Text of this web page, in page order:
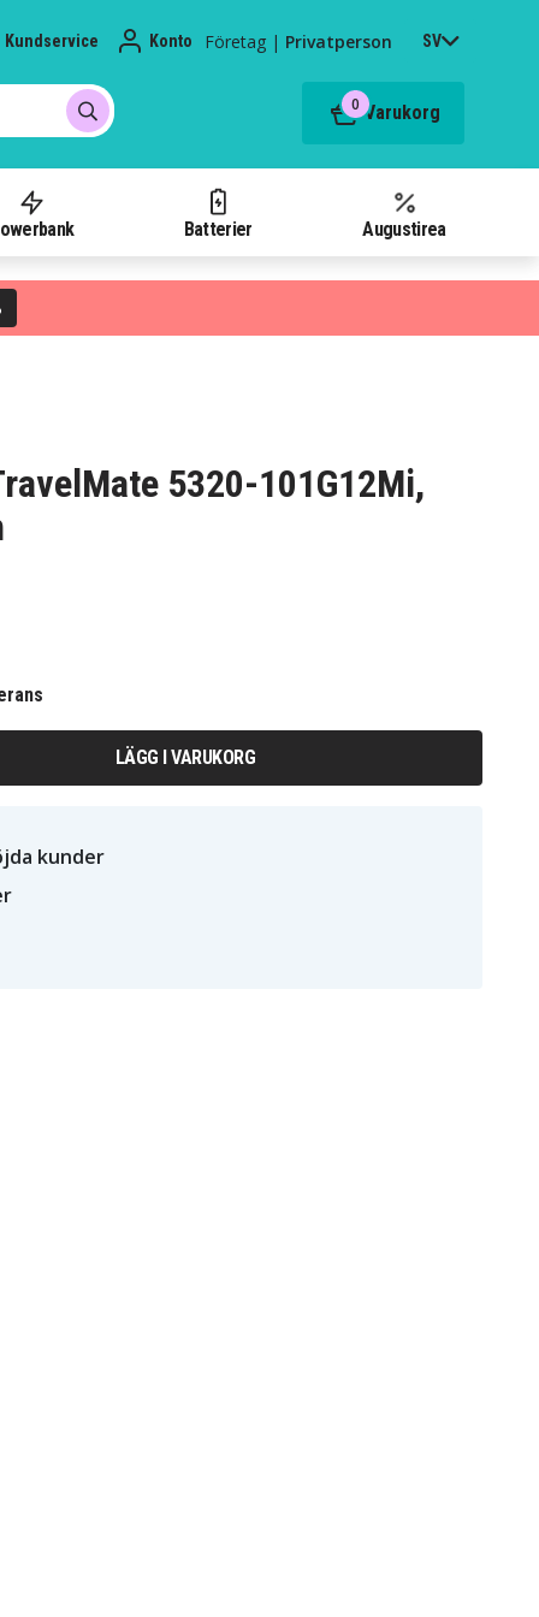
Kundservice Konto Företag | Privatperson SV
0 Varukorg
Batterier Augustirea
5320-101G12Mi,
LÄGG I VARUKORG
kunder